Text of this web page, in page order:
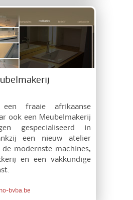
fraaie afrikaanse
ook een Meubelmakerij
gespecialiseerd in
een nieuw atelier
modernste machines,
en een vakkundige
bvba.be